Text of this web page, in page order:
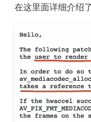
在这里面详细介绍